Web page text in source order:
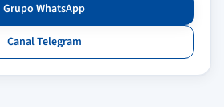
Grupo WhatsApp
Canal Telegram